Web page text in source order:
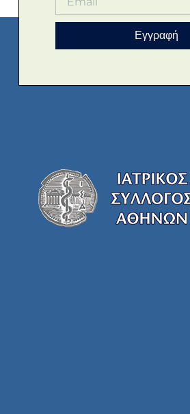
Εγγραφή